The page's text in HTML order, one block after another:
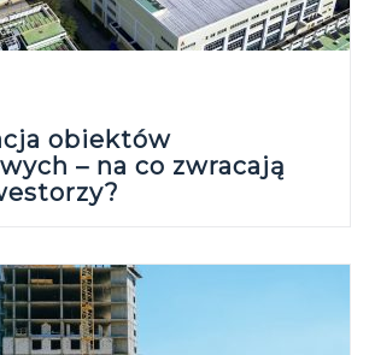
obiektów
– na co zwracają